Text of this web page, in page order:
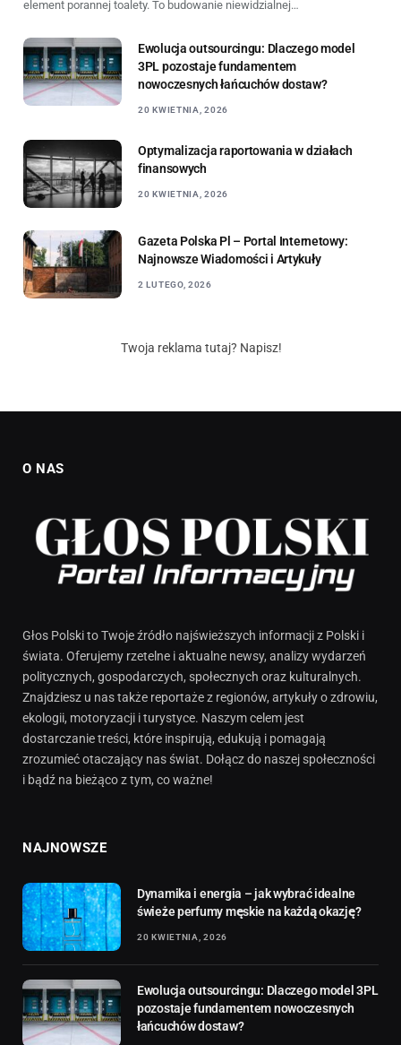
element porannej toalety. To budowanie niewidzialnej…
Ewolucja outsourcingu: Dlaczego model
3PL pozostaje fundamentem
nowoczesnych łańcuchów dostaw?
20 KWIETNIA, 2026
Optymalizacja raportowania w działach
finansowych
20 KWIETNIA, 2026
Gazeta Polska Pl – Portal Internetowy:
Najnowsze Wiadomości i Artykuły
2 LUTEGO, 2026
Twoja reklama tutaj? Napisz!
O NAS
Głos Polski to Twoje źródło najświeższych informacji z Polski i
świata. Oferujemy rzetelne i aktualne newsy, analizy wydarzeń
politycznych, gospodarczych, społecznych oraz kulturalnych.
Znajdziesz u nas także reportaże z regionów, artykuły o zdrowiu,
ekologii, motoryzacji i turystyce. Naszym celem jest
dostarczanie treści, które inspirują, edukują i pomagają
zrozumieć otaczający nas świat. Dołącz do naszej społeczności
i bądź na bieżąco z tym, co ważne!
NAJNOWSZE
Dynamika i energia – jak wybrać idealne
świeże perfumy męskie na każdą okazję?
20 KWIETNIA, 2026
Ewolucja outsourcingu: Dlaczego model 3PL
pozostaje fundamentem nowoczesnych
łańcuchów dostaw?